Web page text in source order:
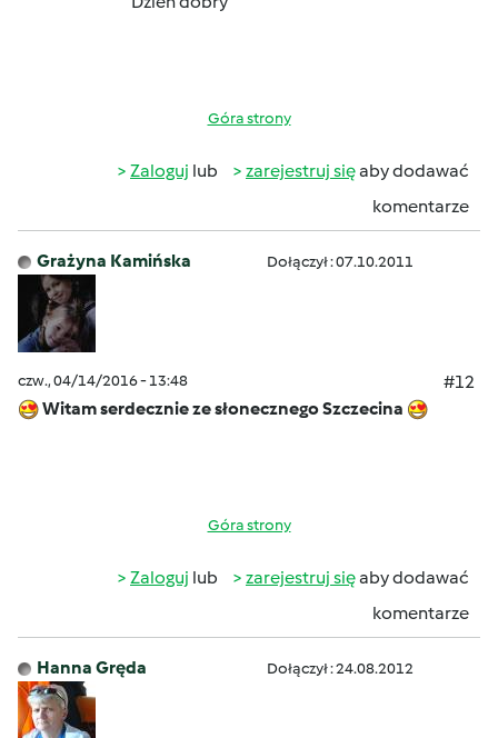
Góra strony
Zaloguj lub zarejestruj sięaby dodawać
komentarze
Grażyna Kamińska Dołączył : 07.10.2011
czw., 04/14/2016 - 13:48
#12
Witam serdecznie ze słonecznego Szczecina
Góra strony
Zaloguj lub zarejestruj sięaby dodawać
komentarze
Hanna Gręda Dołączył : 24.08.2012